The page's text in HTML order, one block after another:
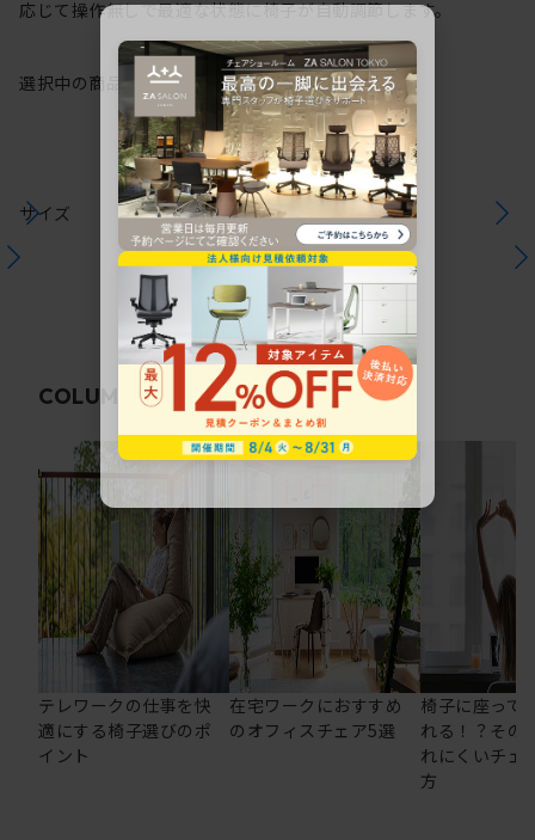
応じて操作無しで最適な状態に椅子が自動調節します。
選択中の商品情報保証 注意事項
サイズ
COLUMN 関連コラム
テレワークの仕事を快
適にする椅子選びのポ
イント
在宅ワークにおすすめ
のオフィスチェア5選
椅子に座って
れる！？その
れにくいチェ
方